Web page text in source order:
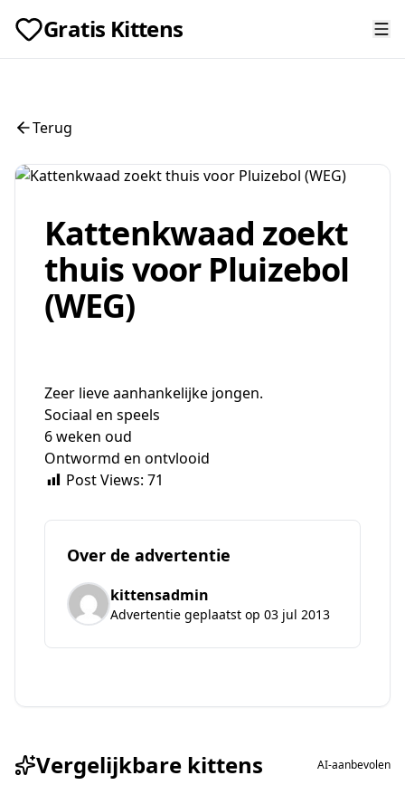
Gratis Kittens
Terug
Kattenkwaad zoekt
thuis voor Pluizebol
(WEG)
Zeer lieve aanhankelijke jongen.
Sociaal en speels
6 weken oud
Ontwormd en ontvlooid
Post Views: 71
Over de advertentie
kittensadmin
Advertentie geplaatst op 03 jul 2013
Vergelijkbare kittens AI-aanbevolen